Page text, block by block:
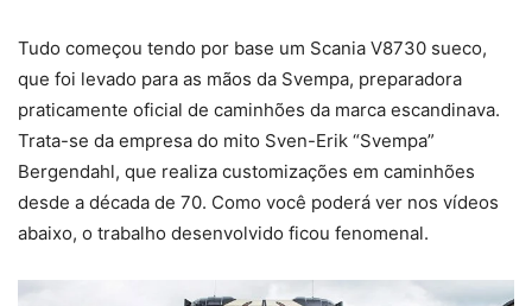
Tudo começou tendo por base um Scania V8730 sueco,
que foi levado para as mãos da Svempa, preparadora
praticamente oficial de caminhões da marca escandinava.
Trata-se da empresa do mito Sven-Erik “Svempa”
Bergendahl, que realiza customizações em caminhões
desde a década de 70. Como você poderá ver nos vídeos
abaixo, o trabalho desenvolvido ficou fenomenal.